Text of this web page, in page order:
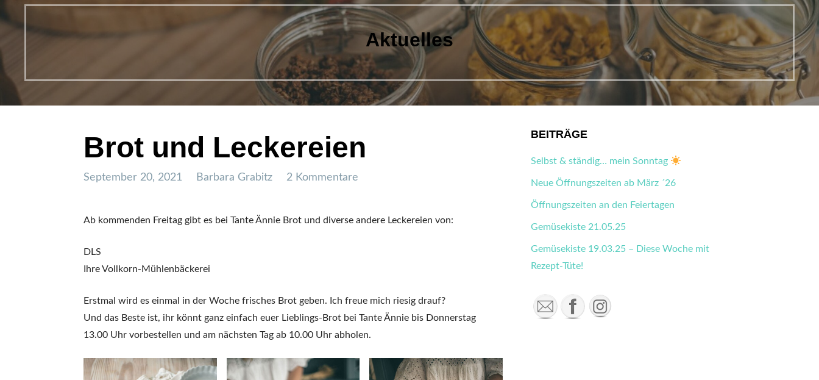
Aktuelles
Brot und Leckereien
September 20, 2021 Barbara Grabitz 2 Kommentare
Ab kommenden Freitag gibt es bei Tante Ännie Brot und diverse andere Leckereien von:
DLS
Ihre Vollkorn-Mühlenbäckerei
Erstmal wird es einmal in der Woche frisches Brot geben. Ich freue mich riesig drauf?
Und das Beste ist, ihr könnt ganz einfach euer Lieblings-Brot bei Tante Ännie bis Donnerstag
13.00 Uhr vorbestellen und am nächsten Tag ab 10.00 Uhr abholen.
BEITRÄGE
Selbst & ständig… mein Sonntag
Neue Öffnungszeiten ab März ´26
Öffnungszeiten an den Feiertagen
Gemüsekiste 21.05.25
Gemüsekiste 19.03.25 – Diese Woche mit
Rezept-Tüte!